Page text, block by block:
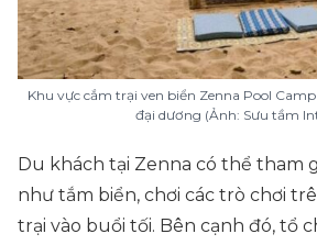
Khu vực cắm trại ven biển Zenna Pool
đại dương (Ảnh: Sưu tầm
Du khách tại Zenna có thể tham
như tắm biển, chơi các trò chơi
trại vào buổi tối. Bên cạnh đó, tổ